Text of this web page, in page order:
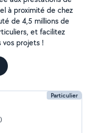
à proximité de chez
de 4,5 millions de
et facilitez
projets !
Particulier